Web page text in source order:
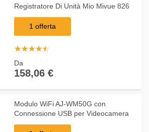
Registratore Di Unità Mio Mivue 826
1 offerta
☆☆☆☆☆
★★★★★
Da
158,06 €
Modulo WiFi AJ-WM50G con
Connessione USB per Videocamera